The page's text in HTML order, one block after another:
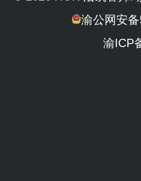
渝公网安
渝ICP